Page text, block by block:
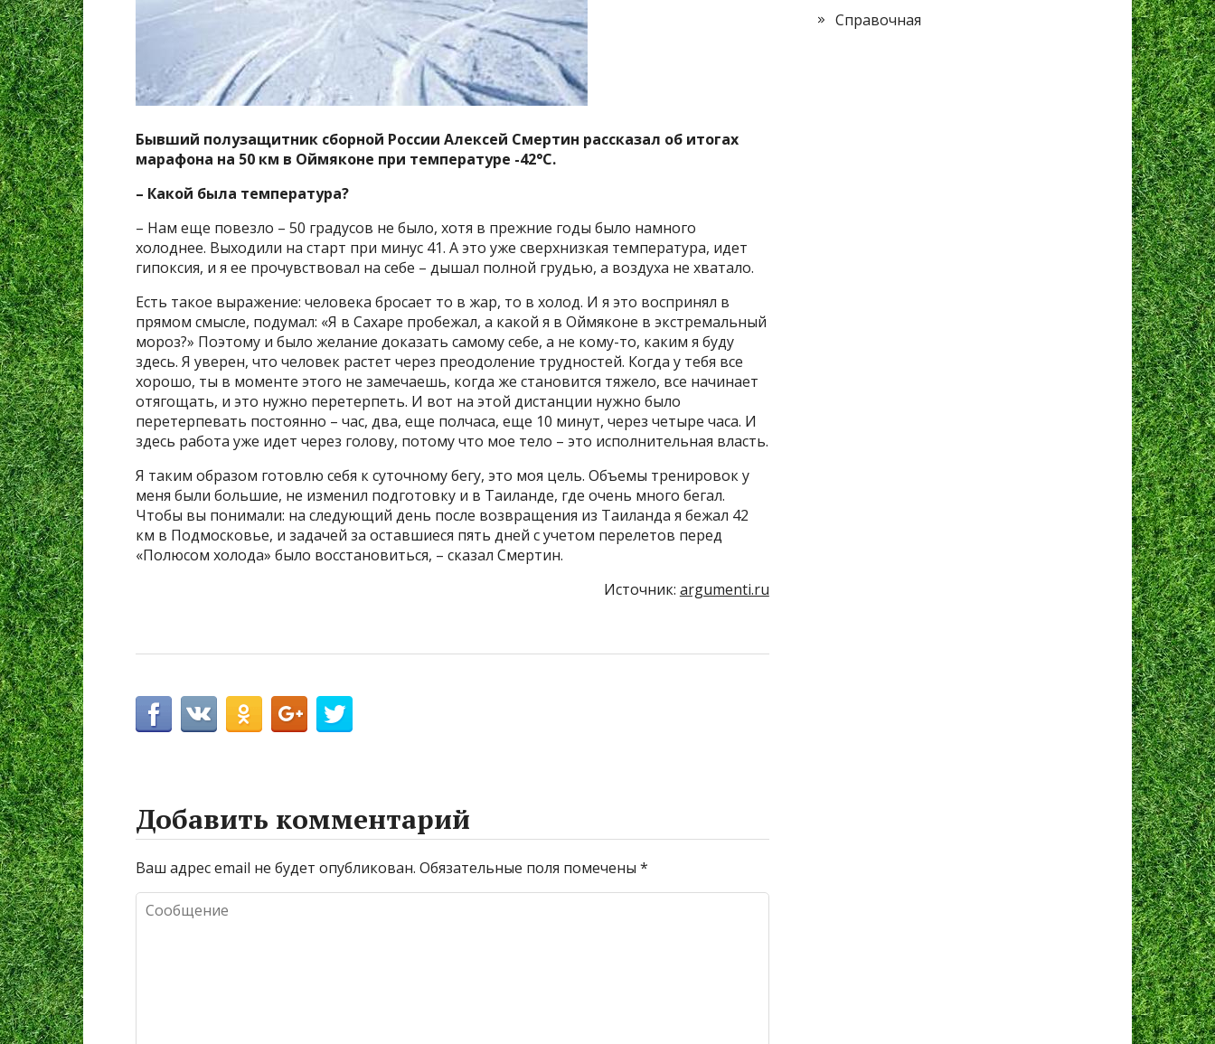
Бывший полузащитник сборной России Алексей Смертин рассказал об итогах
марафона на 50 км в Оймяконе при температуре -42°C.
– Какой была температура?
– Нам еще повезло – 50 градусов не было, хотя в прежние годы было намного
холоднее. Выходили на старт при минус 41. А это уже сверхнизкая температура, идет
гипоксия, и я ее прочувствовал на себе – дышал полной грудью, а воздуха не хватало.
Есть такое выражение: человека бросает то в жар, то в холод. И я это воспринял в
прямом смысле, подумал: «Я в Сахаре пробежал, а какой я в Оймяконе в экстремальный
мороз?» Поэтому и было желание доказать самому себе, а не кому-то, каким я буду
здесь. Я уверен, что человек растет через преодоление трудностей. Когда у тебя все
хорошо, ты в моменте этого не замечаешь, когда же становится тяжело, все начинает
отягощать, и это нужно перетерпеть. И вот на этой дистанции нужно было
перетерпевать постоянно – час, два, еще полчаса, еще 10 минут, через четыре часа. И
здесь работа уже идет через голову, потому что мое тело – это исполнительная власть.
Я таким образом готовлю себя к суточному бегу, это моя цель. Объемы тренировок у
меня были большие, не изменил подготовку и в Таиланде, где очень много бегал.
Чтобы вы понимали: на следующий день после возвращения из Таиланда я бежал 42
км в Подмосковье, и задачей за оставшиеся пять дней с учетом перелетов перед
«Полюсом холода» было восстановиться, – сказал Смертин.
Источник: argumenti.ru
Добавить комментарий
Ваш адрес email не будет опубликован. Обязательные поля помечены *
Справочная